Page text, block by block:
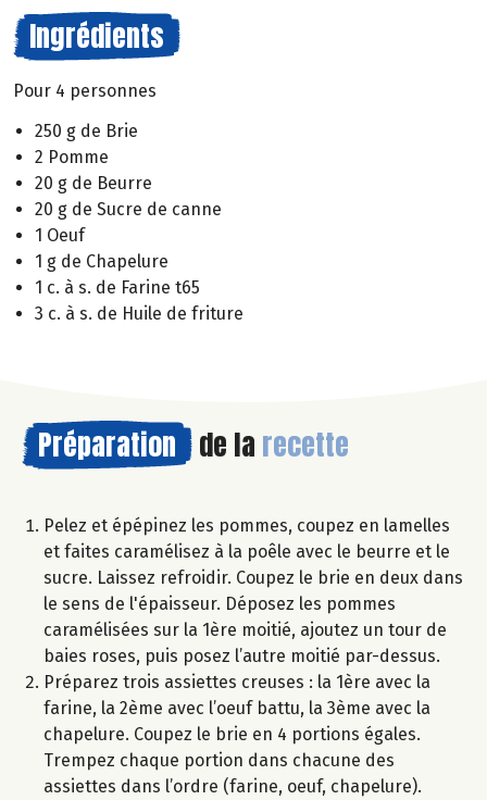
Ingrédients
Pour 4 personnes
250 g de Brie
2 Pomme
20 g de Beurre
20 g de Sucre de canne
1 Oeuf
1 g de Chapelure
1 c. à s. de Farine t65
3 c. à s. de Huile de friture
Préparation de la recette
Pelez et épépinez les pommes, coupez en lamelles
et faites caramélisez à la poêle avec le beurre et le
sucre. Laissez refroidir. Coupez le brie en deux dans
le sens de l'épaisseur. Déposez les pommes
caramélisées sur la 1ère moitié, ajoutez un tour de
baies roses, puis posez l’autre moitié par-dessus.
Préparez trois assiettes creuses : la 1ère avec la
farine, la 2ème avec l’oeuf battu, la 3ème avec la
chapelure. Coupez le brie en 4 portions égales.
Trempez chaque portion dans chacune des
assiettes dans l’ordre (farine, oeuf, chapelure).